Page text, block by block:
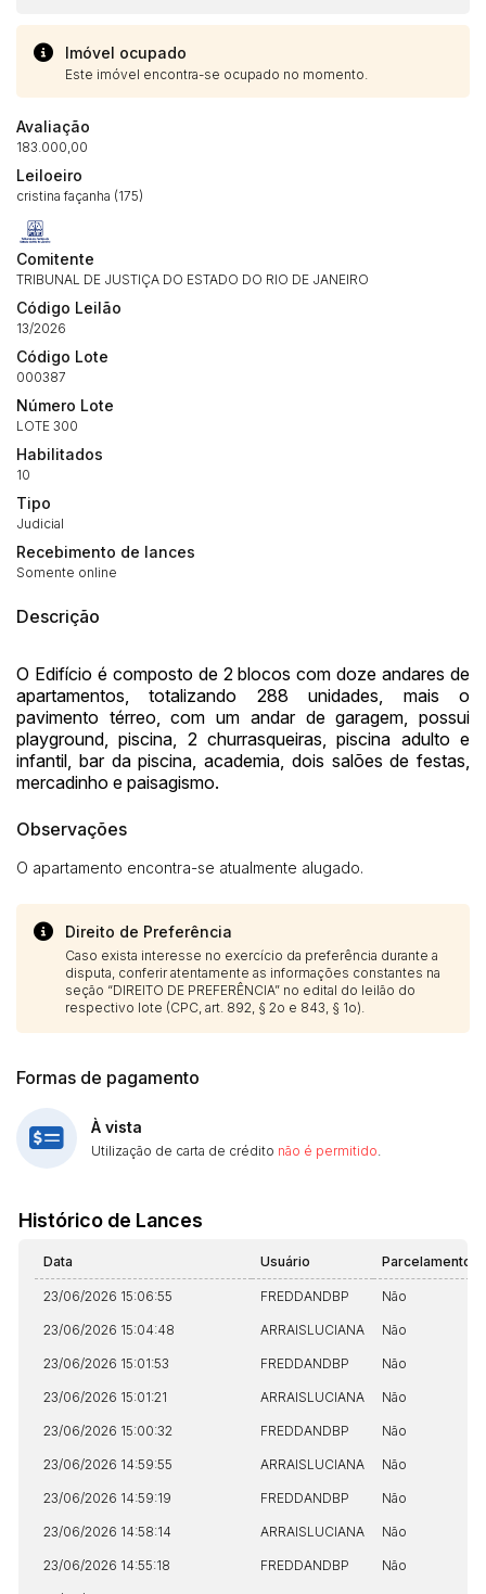
Imóvel ocupado
Este imóvel encontra-se ocupado no momento.
Avaliação
183.000,00
Leiloeiro
cristina façanha (175)
Comitente
TRIBUNAL DE JUSTIÇA DO ESTADO DO RIO DE JANEIRO
Código Leilão
13/2026
Código Lote
000387
Número Lote
LOTE 300
Habilitados
10
Tipo
Judicial
Recebimento de lances
Somente online
Descrição
O Edifício é composto de 2 blocos com doze andares de
apartamentos, totalizando 288 unidades, mais o
pavimento térreo, com um andar de garagem, possui
playground, piscina, 2 churrasqueiras, piscina adulto e
infantil, bar da piscina, academia, dois salões de festas,
mercadinho e paisagismo.
Observações
O apartamento encontra-se atualmente alugado.
Direito de Preferência
Caso exista interesse no exercício da preferência durante a
disputa, conferir atentamente as informações constantes na
seção “DIREITO DE PREFERÊNCIA” no edital do leilão do
respectivo lote (CPC, art. 892, § 2o e 843, § 1o).
Formas de pagamento
À vista
Utilização de carta de crédito não é permitido.
Histórico de Lances
Data Usuário Parcelamento
23/06/2026 15:06:55 FREDDANDBP Não
23/06/2026 15:04:48 ARRAISLUCIANA Não
23/06/2026 15:01:53 FREDDANDBP Não
23/06/2026 15:01:21 ARRAISLUCIANA Não
23/06/2026 15:00:32 FREDDANDBP Não
23/06/2026 14:59:55 ARRAISLUCIANA Não
23/06/2026 14:59:19 FREDDANDBP Não
23/06/2026 14:58:14 ARRAISLUCIANA Não
23/06/2026 14:55:18 FREDDANDBP Não